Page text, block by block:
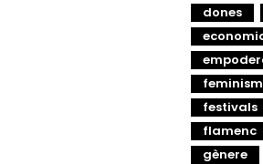
dones
festivals
flamenc
gènere